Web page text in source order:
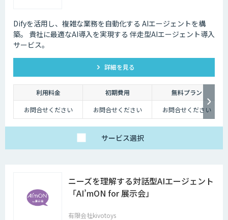
を最大化
Difyを活用し、複雑な業務を自動化する AIエージェントを構
築。 貴社に最適なAI導入を実現する 伴走型AIエージェント導入
サービス。
詳細を見る
利用料金 初期費用
無料プラン
お問合せください
お問合せください お問合せください
サービス選択
ニーズを理解する対話型AIエージェント
「AI’mON for 展示会」
有限会社kivotoys